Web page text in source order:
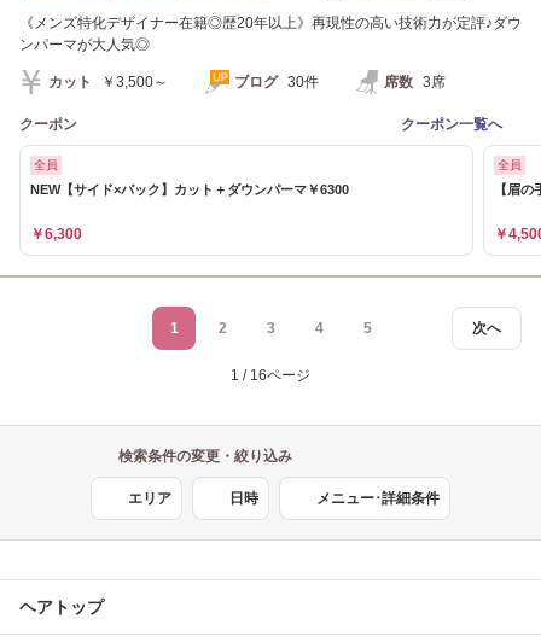
《メンズ特化デザイナー在籍◎歴20年以上》再現性の高い技術力が定評♪ダウ
ンパーマが大人気◎
カット ￥3,500～ ブログ 30件 席数 3席
クーポン クーポン一覧へ
全員
NEW【サイド×バック】カット＋ダウンパーマ￥6300
￥6,300
全員
【眉
￥
次へ
1 2 3 4 5
1 / 16ページ
検索条件の変更・絞り込み
エリア 日時 メニュー･詳細条件
ヘアトップ